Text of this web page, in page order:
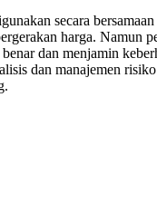
secara
harga. Namun
dan menjamin
dan manajemen